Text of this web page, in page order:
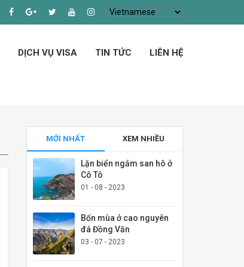
DỊCH VỤ VISA TIN TỨC LIÊN HỆ
MỚI NHẤT XEM NHIỀU
Lặn biển ngắm san hô ở
Cô Tô
01 - 08 - 2023
Bốn mùa ở cao nguyên
đá Đồng Văn
03 - 07 - 2023